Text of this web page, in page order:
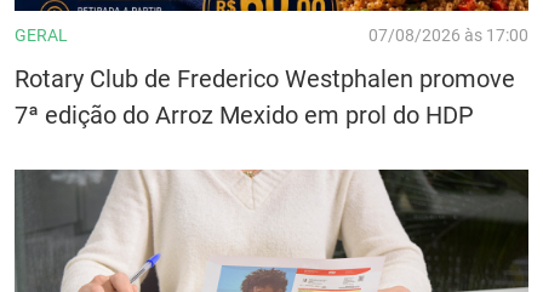
GERAL 07/08/2026 às 17:00
Rotary Club de Frederico Westphalen promove
7ª edição do Arroz Mexido em prol do HDP